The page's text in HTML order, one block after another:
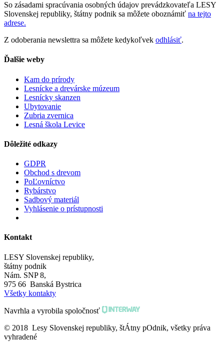
So zásadami spracúvania osobných údajov prevádzkovateľa LESY
Slovenskej republiky, štátny podnik sa môžete oboznámiť na tejto
adrese.
Z odoberania newslettra sa môžete kedykoľvek odhlásiť.
Ďalšie weby
Kam do prírody
Lesnícke a drevárske múzeum
Lesnícky skanzen
Ubytovanie
Zubria zvernica
Lesná škola Levice
Dôležité odkazy
GDPR
Obchod s drevom
PoĽovníctvo
Rybárstvo
Sadbový materiál
Vyhlásenie o prístupnosti
Kontakt
LESY Slovenskej republiky,
štátny podnik
Nám. SNP 8,
975 66 Banská Bystrica
Všetky kontakty
Navrhla a vyrobila spoločnosť
© 2018 Lesy Slovenskej republiky, štÁtny pOdnik, všetky práva
vyhradené